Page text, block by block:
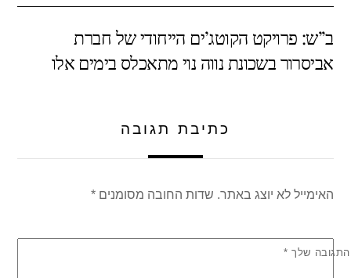
e
b
o
er
s
A
p
e
ב”ש: פרויקט הקוטג’ים הייחודי של חברת
אביסרור בשכונת נווה נוי מתאכלס בימים אלו
כתיבת תגובה
האימייל לא יוצג באתר. שדות החובה מסומנים*
התגובה שלך *